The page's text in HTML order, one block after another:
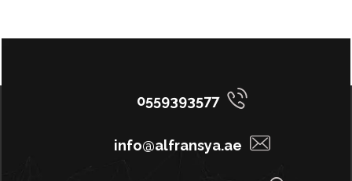
0559393577
info@alfransya.ae